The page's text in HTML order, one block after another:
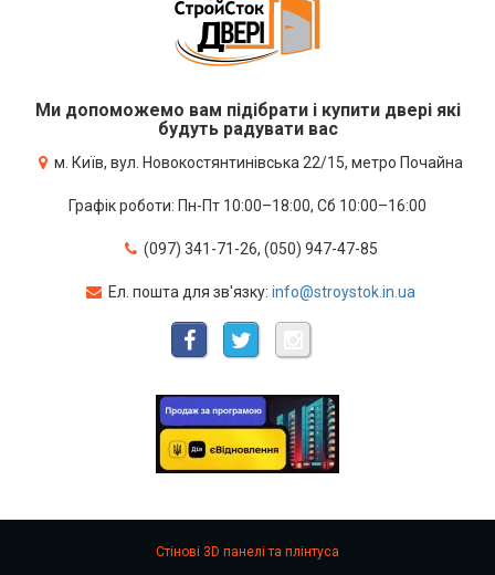
Ми допоможемо вам підібрати і купити двері які
будуть радувати вас
м. Київ, вул. Новокостянтинівська 22/15, метро Почайна
Графік роботи: Пн-Пт 10:00–18:00, Сб 10:00–16:00
(097) 341-71-26, (050) 947-47-85
Ел. пошта для зв'язку: info@stroystok.in.ua
Стінові 3D панелі та плінтуса